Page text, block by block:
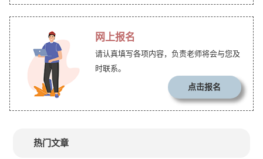
网上报名
请认真填写各项内容，负责老师将会与您及
时联系。
点击报名
热门文章